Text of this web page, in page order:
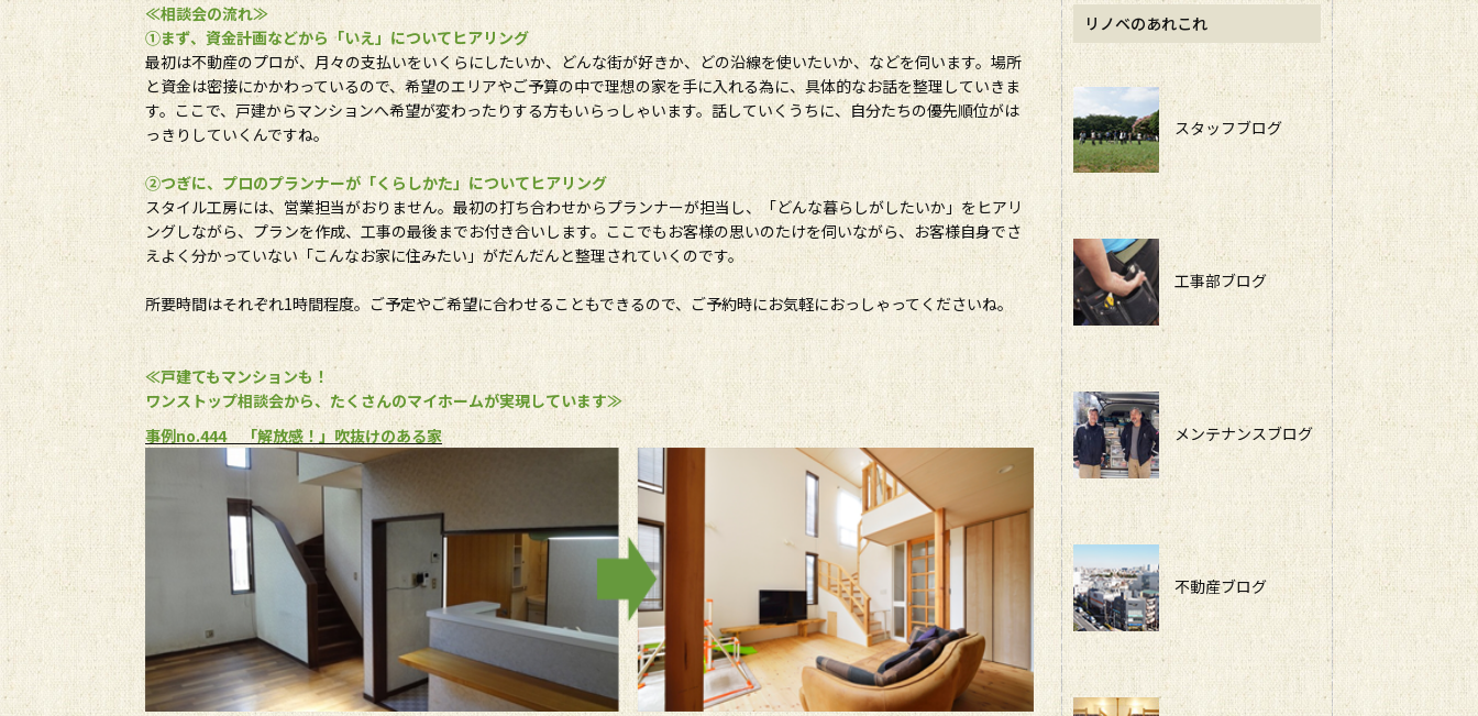
≪相談会の流れ≫
①まず、資金計画などから「いえ」についてヒアリング
最初は不動産のプロが、月々の支払いをいくらにしたいか、どんな街が好きか、どの沿線を使いたいか、などを伺います。場所
と資金は密接にかかわっているので、希望のエリアやご予算の中で理想の家を手に入れる為に、具体的なお話を整理していきま
す。ここで、戸建からマンションへ希望が変わったりする方もいらっしゃいます。話していくうちに、自分たちの優先順位がは
っきりしていくんですね。
②つぎに、プロのプランナーが「くらしかた」についてヒアリング
スタイル工房には、営業担当がおりません。最初の打ち合わせからプランナーが担当し、「どんな暮らしがしたいか」をヒアリ
ングしながら、プランを作成、工事の最後までお付き合いします。ここでもお客様の思いのたけを伺いながら、お客様自身でさ
えよく分かっていない「こんなお家に住みたい」がだんだんと整理されていくのです。
所要時間はそれぞれ1時間程度。ご予定やご希望に合わせることもできるので、ご予約時にお気軽におっしゃってくださいね。
≪戸建てもマンションも！
ワンストップ相談会から、たくさんのマイホームが実現しています≫
事例no.444 「解放感！」吹抜けのある家
リノベのあれこれ
スタッフブログ
工事部ブログ
メンテナンスブログ
不動産ブログ